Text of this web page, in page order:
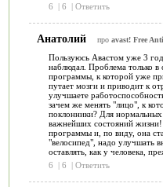
6
| 6 | Ответить
Анатолий про avast! Free
Пользуюсь Авастом уже 3
наблюдал. Проблема только
программы, к которой уже
путает мозги и приводит к
улучшаете
зачем же менять "лицо", к
поклонники? Для
важнейших состояний
программы и, по виду, она
"велосипед", надо улучшать
оставлять, как у человека,
6
| 6 | Ответить